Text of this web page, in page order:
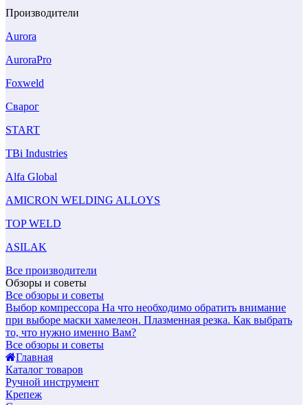
Производители
Aurora
AuroraPro
Foxweld
Сварог
START
TBi Industries
Alfa Global
AMICRON WELDING ALLOYS
TOP WELD
ASILAK
Все производители
Обзоры и советы
Все обзоры и советы
Выбор компрессора На что необходимо обратить внимание
при выборе маски хамелеон. Плазменная резка. Как выбрать
то, что нужно именно Вам?
Все обзоры и советы
Главная
Каталог товаров
Ручной инструмент
Крепеж